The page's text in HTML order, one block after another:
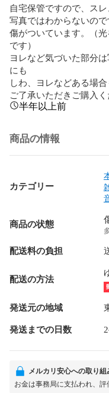
自宅保管ですので、ス
写真ではわからないの
傷がついています。（
です）
ヨレなど気づいた部分
にも
しわ、ヨレなどある場合
ご了承いただきご購入く
半年以上前
商品の情報
カテゴリー
商品の状態
配送料の負担
配送の方法
発送元の地域
発送までの日数
メルカリ安心への取り組
お金は事務局に支払われ、